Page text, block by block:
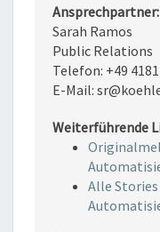
Ansprechpartner:
Sarah Ramos
Public Relations
Telefon: +49
E-Mail:
Weiterführende
Alle Stories